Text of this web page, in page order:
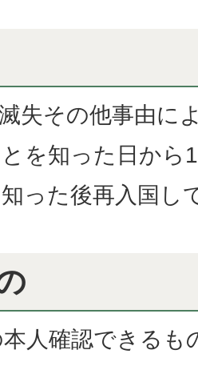
失その他事由に
を知った日から
った後再入国し
本人確認できる